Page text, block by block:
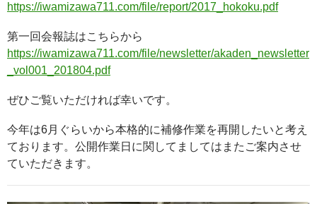
https://iwamizawa711.com/file/report/2017_hokoku.pdf
第一回会報誌はこちらから
https://iwamizawa711.com/file/newsletter/akaden_newsletter
_vol001_201804.pdf
ぜひご覧いただければ幸いです。
今年は6月ぐらいから本格的に補修作業を再開したいと考え
ております。公開作業日に関してましてはまたご案内させ
ていただきます。